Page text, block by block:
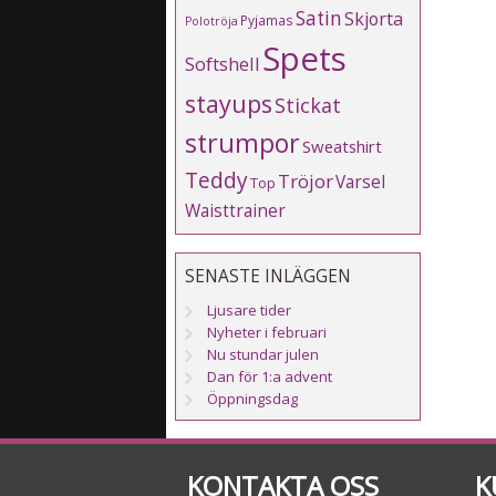
Polotröja PyjamasSatinSkjorta
Softshell Spets
stayupsStickat
strumporSweatshirt
TeddyTop TröjorVarsel
Waisttrainer
SENASTE INLÄGGEN
Ljusare tider
Nyheter i februari
Nu stundar julen
Dan för 1:a advent
Öppningsdag
KONTAKTA OSS